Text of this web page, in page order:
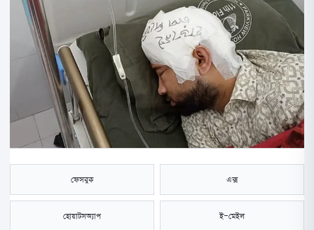
ফেসবুক এক্স
হোয়াটসঅ্যাপ ই-মেইল